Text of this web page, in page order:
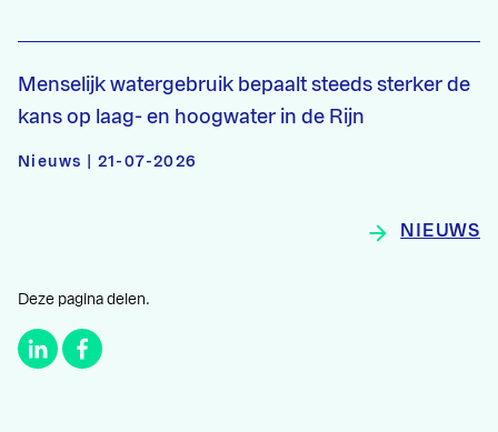
Menselijk watergebruik bepaalt steeds sterker de
kans op laag- en hoogwater in de Rijn
Nieuws | 21-07-2026
NIEUWS
Deze pagina delen.